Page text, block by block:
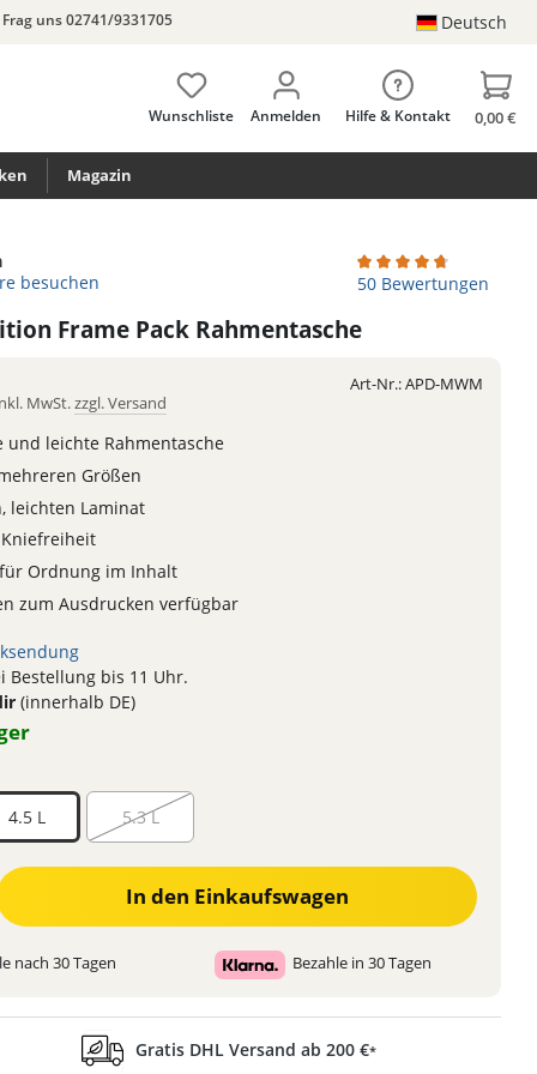
Frag uns 02741/9331705 Deutsch
Wunschliste Anmelden Hilfe & Kontakt 0,00 €
Magazin
besuchen
Frame Pack Rahmentasche
Durchschnittliche
50 Bewertungen
MwSt.zzgl. Versand
und leichte Rahmentasche
Größen
leichten Laminat
Ordnung im Inhalt
zum Ausdrucken verfügbar
Bestellung bis 11 Uhr.
(innerhalb DE)
4.5 L 5.3 L
gewünschten Wert ein oder benutze die Schaltflächen um die Anzahl zu
In den Einkaufswagen
nach 30 Tagen Bezahle in 30 Tagen
Art-Nr.:APD-MWM
Gratis DHL Versand ab 200 €*